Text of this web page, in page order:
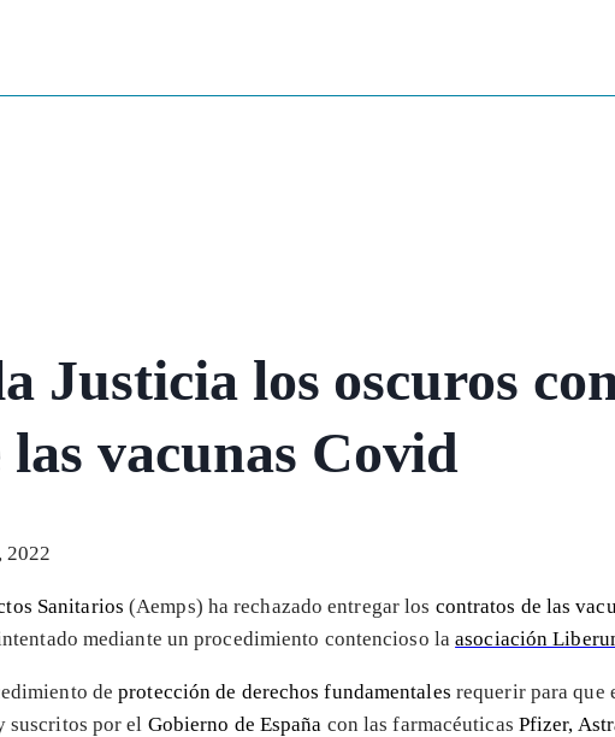
Justicia los oscuros
vacunas Covid
2022
Sanitarios (Aemps) ha rechazado entregar los contratos de las
mediante un procedimiento contencioso laasociación
deprotección de derechos fundamentales requerir para que
suscritos por el Gobierno de España con las farmacéuticas Pfizer,